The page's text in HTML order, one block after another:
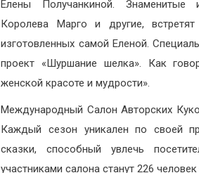
Елены Получанкиной. Знаменитые
Королева Марго и другие,
изготовленных самой Еленой.
проект «Шуршание шелка». Как
женской красоте и мудрости».
Международный Салон Авторских
Каждый сезон уникален по своей
сказки, способный увлечь
участниками салона станут 226